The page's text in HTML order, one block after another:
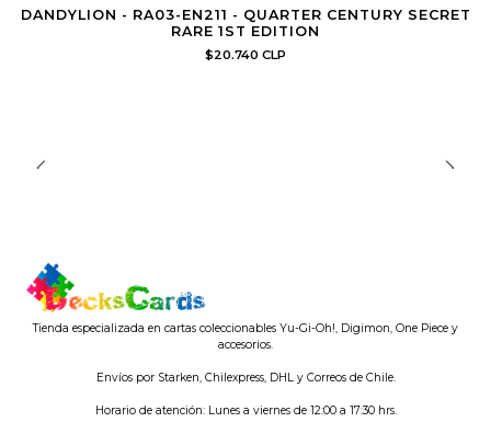
DANDYLION - RA03-EN211 - QUARTER CENTURY SECRET
RARE 1ST EDITION
$20.740 CLP
Tienda especializada en cartas coleccionables Yu-Gi-Oh!, Digimon, One Piece y
accesorios.
Envíos por Starken, Chilexpress, DHL y Correos de Chile.
Horario de atención: Lunes a viernes de 12:00 a 17:30 hrs.